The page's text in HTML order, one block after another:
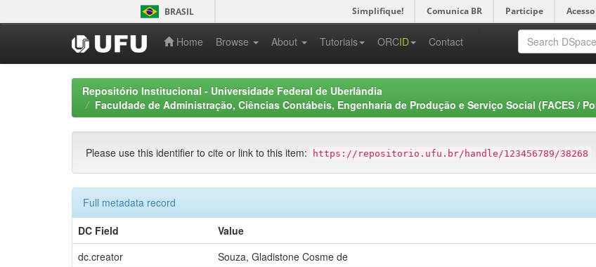
navigation
BRASIL Simplifique! Comunica BR Participe
Home Browse About Tutoriais ORCID Contact
Repositório Institucional - Universidade Federal de Uberlândia
Faculdade de Administração, Ciências Contábeis, Engenharia de Produção e Serviço Social (FACES /
Please use this identifier to cite or link to this item: https://repositorio.ufu.br/handle/123456789/38268
Full metadata record
DC Field
Value
dc.creator
Souza, Gladistone Cosme de